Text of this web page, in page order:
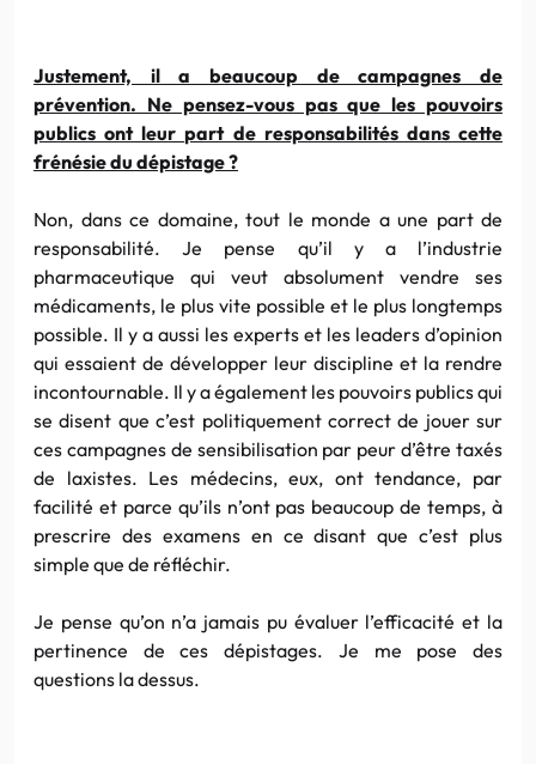
Justement, il a beaucoup de campagnes de
prévention. Ne pensez-vous pas que les pouvoirs
publics ont leur part de responsabilités dans cette
frénésie du dépistage ?
Non, dans ce domaine, tout le monde a une part de
responsabilité. Je pense qu’il y a l’industrie
pharmaceutique qui veut absolument vendre ses
médicaments, le plus vite possible et le plus longtemps
possible. Il y a aussi les experts et les leaders d’opinion
qui essaient de développer leur discipline et la rendre
incontournable. Il y a également les pouvoirs publics qui
se disent que c’est politiquement correct de jouer sur
ces campagnes de sensibilisation par peur d’être taxés
de laxistes. Les médecins, eux, ont tendance, par
facilité et parce qu’ils n’ont pas beaucoup de temps, à
prescrire des examens en ce disant que c’est plus
simple que de réfléchir.
Je pense qu’on n’a jamais pu évaluer l’efficacité et la
pertinence de ces dépistages. Je me pose des
questions la dessus.